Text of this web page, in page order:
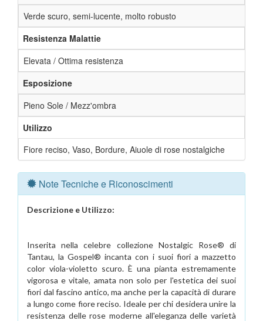
Verde scuro, semi-lucente, molto robusto
Resistenza Malattie
Elevata / Ottima resistenza
Esposizione
Pieno Sole / Mezz'ombra
Utilizzo
Fiore reciso, Vaso, Bordure, Aiuole di rose nostalgiche
Note Tecniche e Riconoscimenti
Descrizione e Utilizzo:
Inserita nella celebre collezione Nostalgic Rose® di
Tantau, la Gospel® incanta con i suoi fiori a mazzetto
color viola-violetto scuro. È una pianta estremamente
vigorosa e vitale, amata non solo per l'estetica dei suoi
fiori dal fascino antico, ma anche per la capacità di durare
a lungo come fiore reciso. Ideale per chi desidera unire la
resistenza delle rose moderne all'eleganza delle varietà